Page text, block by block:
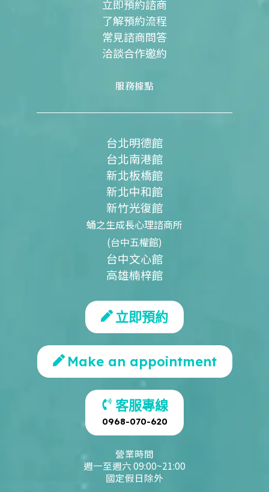
立即預約諮商
了解預約流程
常見諮商問答
洽談合作邀約
服務據點
台北明德館
台北南港館
新北板橋館
新北中和館
新竹光復館
蛹之生成長心理諮商所
(台中五權館)
台中文心館
高雄楠梓館
立即預約
Make an appointment
客服專線
0968-070-620
營業時間
週一至週六 09:00~21:00
國定假日除外